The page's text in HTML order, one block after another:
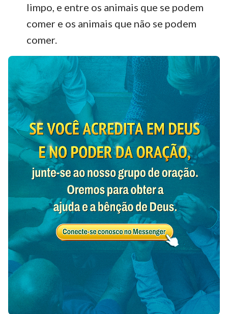
limpo, e entre os animais que se podem
comer e os animais que não se podem
comer.